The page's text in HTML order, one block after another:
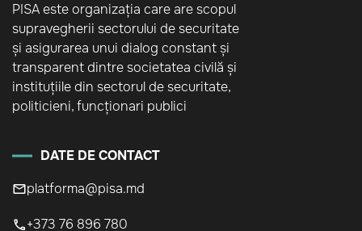
PISA este organizația care are scopul
supravegherii sectorului de securitate
și asigurarea unui dialog constant și
transparent dintre societatea civilă și
instituțiile din sectorul de securitate,
politicieni, funcționari publici
DATE DE CONTACT
platforma@pisa.md
+373 76 896 780